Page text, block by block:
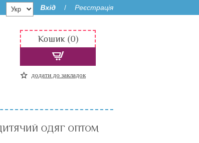
Вхід / Реєстрація
Кошик (0)
додати до закладок
ОДЯГ ОПТОМ